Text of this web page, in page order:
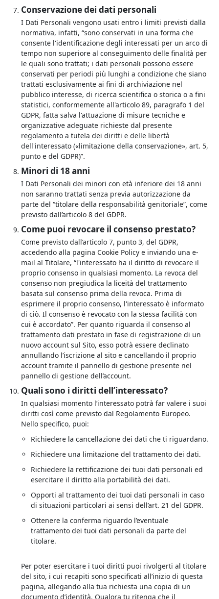
Conservazione dei dati personali
I Dati Personali vengono usati entro i limiti previsti dalla
normativa, infatti, “sono conservati in una forma che
consente l'identificazione degli interessati per un arco di
tempo non superiore al conseguimento delle finalità per
le quali sono trattati; i dati personali possono essere
conservati per periodi più lunghi a condizione che siano
trattati esclusivamente ai fini di archiviazione nel
pubblico interesse, di ricerca scientifica o storica o a fini
statistici, conformemente all'articolo 89, paragrafo 1 del
GDPR, fatta salva l'attuazione di misure tecniche e
organizzative adeguate richieste dal presente
regolamento a tutela dei diritti e delle libertà
dell'interessato («limitazione della conservazione», art. 5,
punto e del GDPR)”.
Minori di 18 anni
I Dati Personali dei minori con età inferiore dei 18 anni
non saranno trattati senza previa autorizzazione da
parte del “titolare della responsabilità genitoriale”, come
previsto dall’articolo 8 del GDPR.
Come puoi revocare il consenso prestato?
Come previsto dall’articolo 7, punto 3, del GDPR,
accedendo alla pagina Cookie Policye inviando una e-
mail al Titolare, “l'interessato ha il diritto di revocare il
proprio consenso in qualsiasi momento. La revoca del
consenso non pregiudica la liceità del trattamento
basata sul consenso prima della revoca. Prima di
esprimere il proprio consenso, l'interessato è informato
di ciò. Il consenso è revocato con la stessa facilità con
cui è accordato”. Per quanto riguarda il consenso al
trattamento dati prestato in fase di registrazione di un
nuovo account sul Sito, esso potrà essere declinato
annullando l’iscrizione al sito e cancellando il proprio
account tramite il pannello di gestione presente nel
pannello di gestione dell’account.
Quali sono i diritti dell’interessato?
In qualsiasi momento l’interessato potrà far valere i suoi
diritti così come previsto dal Regolamento Europeo.
Nello specifico, puoi:
Richiedere la cancellazione dei dati che ti riguardano.
Richiedere una limitazione del trattamento dei dati.
Richiedere la rettificazione dei tuoi dati personali ed
esercitare il diritto alla portabilità dei dati.
Opporti al trattamento dei tuoi dati personali in caso
di situazioni particolari ai sensi dell’art. 21 del GDPR.
Ottenere la conferma riguardo l’eventuale
trattamento dei tuoi dati personali da parte del
titolare.
Per poter esercitare i tuoi diritti puoi rivolgerti al titolare
del sito, i cui recapiti sono specificati all’inizio di questa
pagina, allegando alla tua richiesta una copia di un
documento d’identità. Qualora tu ritenga che il